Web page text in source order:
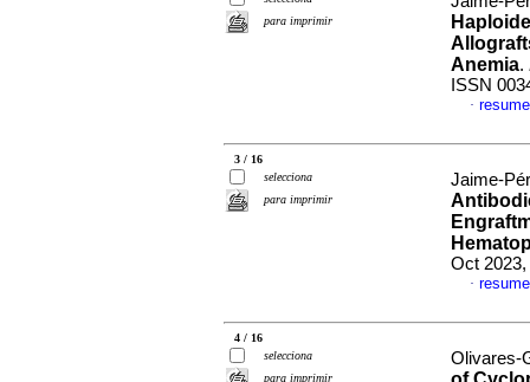
para imprimir
Anemia.
ISSN
·
3 / 16
selecciona
para imprimir
Jaime-
Oct 2023,
·
4 / 16
selecciona
para imprimir
Olivares-